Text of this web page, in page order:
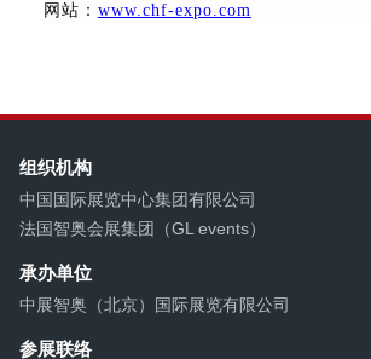
网站： www.chf-expo.com
组织机构
中国国际展览中心集团有限公司
法国智奥会展集团（GL events）
承办单位
中展智奥（北京）国际展览有限公司
参展联络